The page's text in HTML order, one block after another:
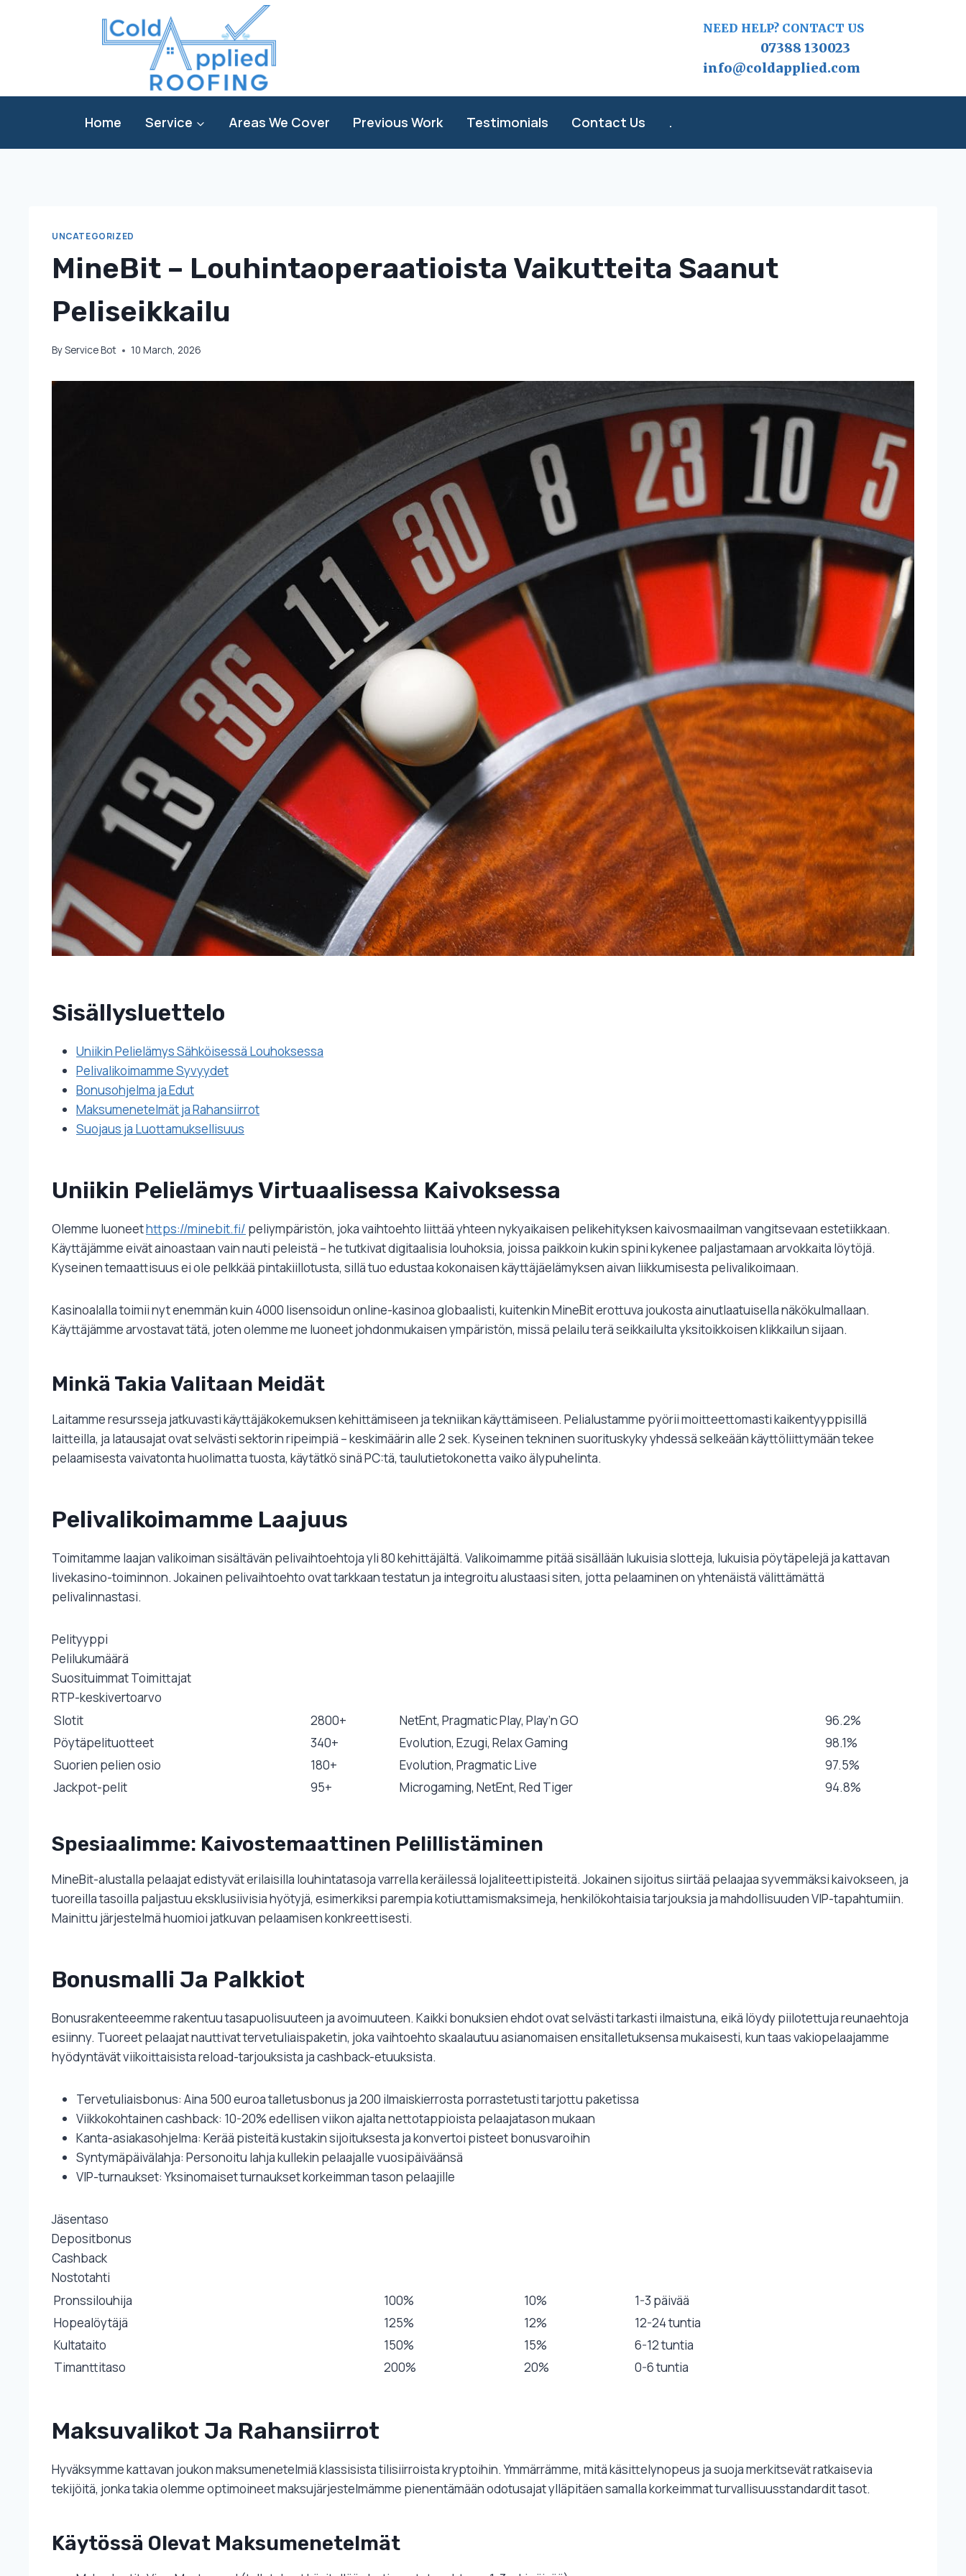
NEED HELP? CONTACT US
07388 130023
info@coldapplied.com
Home Service Areas We Cover Previous Work Testimonials Contact Us .
UNCATEGORIZED
MineBit – Louhintaoperaatioista Vaikutteita Saanut
Peliseikkailu
ByService Bot 10 March, 2026
Sisällysluettelo
Uniikin Pelielämys Sähköisessä Louhoksessa
Pelivalikoimamme Syvyydet
Bonusohjelma ja Edut
Maksumenetelmät ja Rahansiirrot
Suojaus ja Luottamuksellisuus
Uniikin Pelielämys Virtuaalisessa Kaivoksessa
Olemme luoneethttps://minebit.fi/ peliympäristön, joka vaihtoehto liittää yhteen nykyaikaisen pelikehityksen kaivosmaailman vangitsevaan estetiikkaan.
Käyttäjämme eivät ainoastaan vain nauti peleistä – he tutkivat digitaalisia louhoksia, joissa paikkoin kukin spini kykenee paljastamaan arvokkaita löytöjä.
Kyseinen temaattisuus ei ole pelkkää pintakiillotusta, sillä tuo edustaa kokonaisen käyttäjäelämyksen aivan liikkumisesta pelivalikoimaan.
Kasinoalalla toimii nyt enemmän kuin 4000 lisensoidun online-kasinoa globaalisti, kuitenkin MineBit erottuva joukosta ainutlaatuisella näkökulmallaan.
Käyttäjämme arvostavat tätä, joten olemme me luoneet johdonmukaisen ympäristön, missä pelailu terä seikkailulta yksitoikkoisen klikkailun sijaan.
Minkä Takia Valitaan Meidät
Laitamme resursseja jatkuvasti käyttäjäkokemuksen kehittämiseen ja tekniikan käyttämiseen. Pelialustamme pyörii moitteettomasti kaikentyyppisillä
laitteilla, ja latausajat ovat selvästi sektorin ripeimpiä – keskimäärin alle 2 sek. Kyseinen tekninen suorituskyky yhdessä selkeään käyttöliittymään tekee
pelaamisesta vaivatonta huolimatta tuosta, käytätkö sinä PC:tä, taulutietokonetta vaiko älypuhelinta.
Pelivalikoimamme Laajuus
Toimitamme laajan valikoiman sisältävän pelivaihtoehtoja yli 80 kehittäjältä. Valikoimamme pitää sisällään lukuisia slotteja, lukuisia pöytäpelejä ja kattavan
livekasino-toiminnon. Jokainen pelivaihtoehto ovat tarkkaan testatun ja integroitu alustaasi siten, jotta pelaaminen on yhtenäistä välittämättä
pelivalinnastasi.
Pelityyppi
Pelilukumäärä
Suosituimmat Toimittajat
RTP-keskivertoarvo
Slotit
2800+ NetEnt, Pragmatic Play, Play’n GO
96.2%
Pöytäpelituotteet
340+ Evolution, Ezugi, Relax Gaming
98.1%
Suorien pelien osio
180+ Evolution, Pragmatic Live
97.5%
Jackpot-pelit
95+ Microgaming, NetEnt, Red Tiger 94.8%
Spesiaalimme: Kaivostemaattinen Pelillistäminen
MineBit-alustalla pelaajat edistyvät erilaisilla louhintatasoja varrella keräilessä lojaliteettipisteitä. Jokainen sijoitus siirtää pelaajaa syvemmäksi kaivokseen, ja
tuoreilla tasoilla paljastuu eksklusiivisia hyötyjä, esimerkiksi parempia kotiuttamismaksimeja, henkilökohtaisia tarjouksia ja mahdollisuuden VIP-tapahtumiin.
Mainittu järjestelmä huomioi jatkuvan pelaamisen konkreettisesti.
Bonusmalli Ja Palkkiot
Bonusrakenteeemme rakentuu tasapuolisuuteen ja avoimuuteen. Kaikki bonuksien ehdot ovat selvästi tarkasti ilmaistuna, eikä löydy piilotettuja reunaehtoja
esiinny. Tuoreet pelaajat nauttivat tervetuliaispaketin, joka vaihtoehto skaalautuu asianomaisen ensitalletuksensa mukaisesti, kun taas vakiopelaajamme
hyödyntävät viikoittaisista reload-tarjouksista ja cashback-etuuksista.
Tervetuliaisbonus: Aina 500 euroa talletusbonus ja 200 ilmaiskierrosta porrastetusti tarjottu paketissa
Viikkokohtainen cashback: 10-20% edellisen viikon ajalta nettotappioista pelaajatason mukaan
Kanta-asiakasohjelma: Kerää pisteitä kustakin sijoituksesta ja konvertoi pisteet bonusvaroihin
Syntymäpäivälahja: Personoitu lahja kullekin pelaajalle vuosipäiväänsä
VIP-turnaukset: Yksinomaiset turnaukset korkeimman tason pelaajille
Jäsentaso
Depositbonus
Cashback
Nostotahti
Pronssilouhija
100% 10%
1-3 päivää
Hopealöytäjä
125% 12%
12-24 tuntia
Kultataito
150% 15%
6-12 tuntia
Timanttitaso
200% 20% 0-6 tuntia
Maksuvalikot Ja Rahansiirrot
Hyväksymme kattavan joukon maksumenetelmiä klassisista tilisiirroista kryptoihin. Ymmärrämme, mitä käsittelynopeus ja suoja merkitsevät ratkaisevia
tekijöitä, jonka takia olemme optimoineet maksujärjestelmämme pienentämään odotusajat ylläpitäen samalla korkeimmat turvallisuusstandardit tasot.
Käytössä Olevat Maksumenetelmät